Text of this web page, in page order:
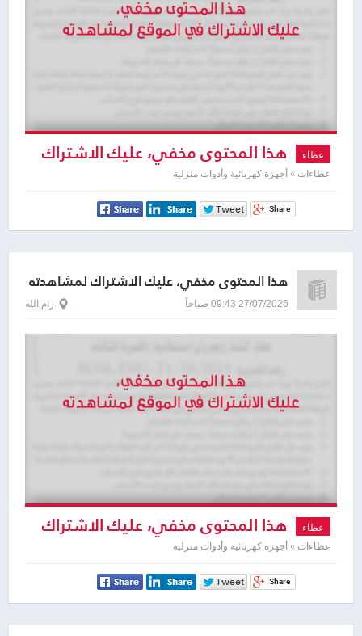
عطاء هذا المحتوى مخفي، عليك الاشتراك
لمشاهدته
عطاءات » أجهزة كهربائية وأدوات منزلية
هذا المحتوى مخفي، عليك الاشتراك لمشاهدته
27/07/2026 09:43 صباحاً رام الله
عطاء هذا المحتوى مخفي، عليك الاشتراك
لمشاهدته
عطاءات » أجهزة كهربائية وأدوات منزلية